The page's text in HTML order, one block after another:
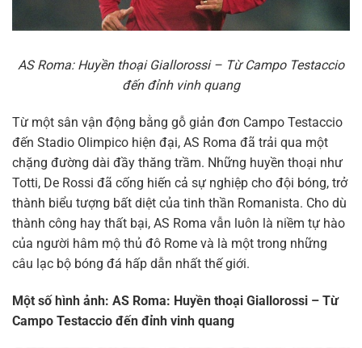
AS Roma: Huyền thoại Giallorossi – Từ Campo Testaccio
đến đỉnh vinh quang
Từ một sân vận động bằng gỗ giản đơn Campo Testaccio
đến Stadio Olimpico hiện đại, AS Roma đã trải qua một
chặng đường dài đầy thăng trầm. Những huyền thoại như
Totti, De Rossi đã cống hiến cả sự nghiệp cho đội bóng, trở
thành biểu tượng bất diệt của tinh thần Romanista. Cho dù
thành công hay thất bại, AS Roma vẫn luôn là niềm tự hào
của người hâm mộ thủ đô Rome và là một trong những
câu lạc bộ bóng đá hấp dẫn nhất thế giới.
Một số hình ảnh: AS Roma: Huyền thoại Giallorossi – Từ
Campo Testaccio đến đỉnh vinh quang